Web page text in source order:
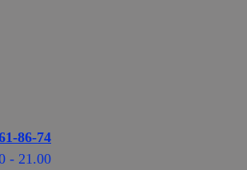
86-74
- 21.00